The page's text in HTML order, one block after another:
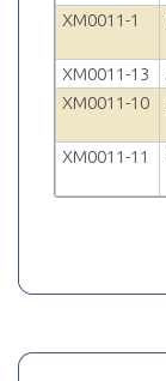
XM0011-1
XM0011-13
XM0011-10
XM0011-11